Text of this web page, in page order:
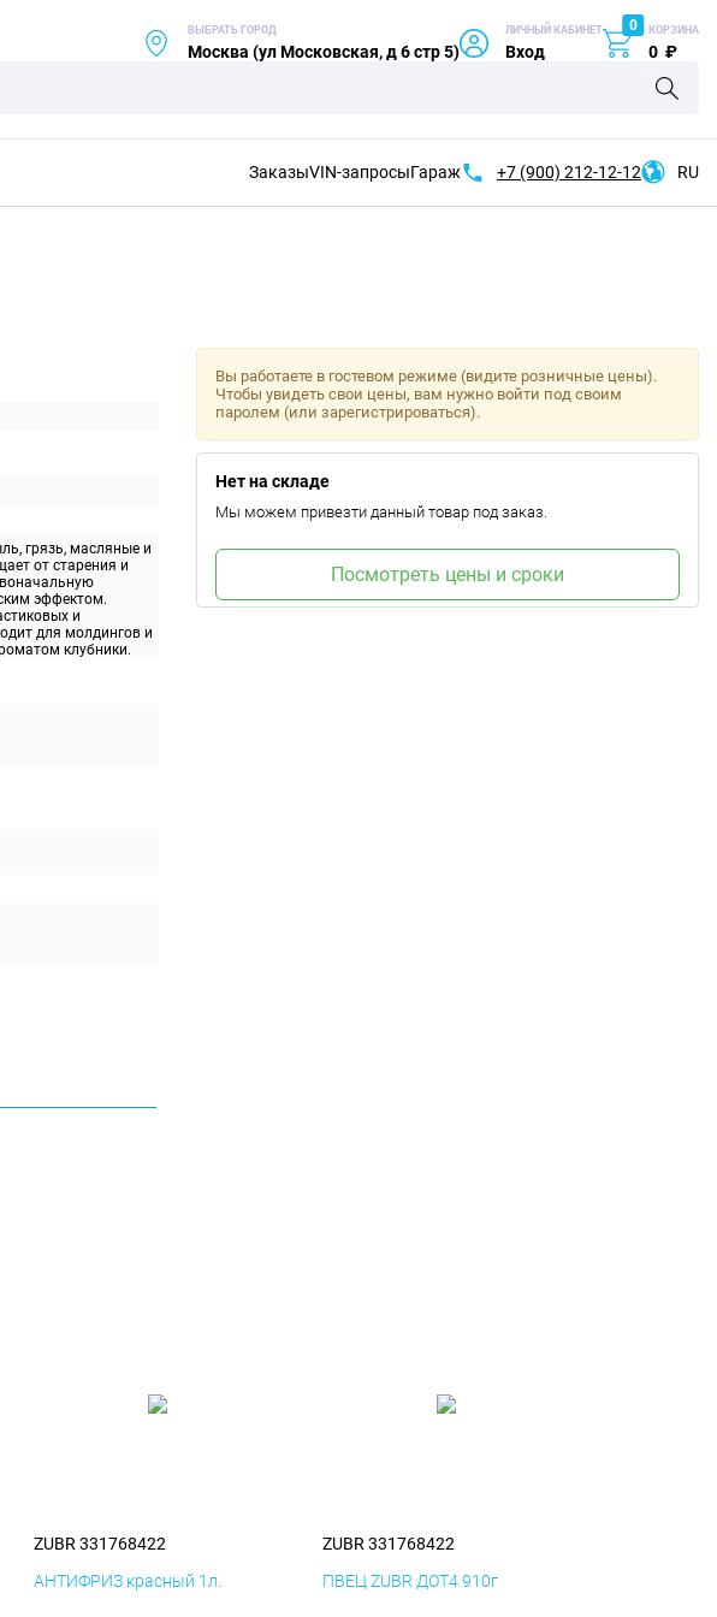
ВЫБРАТЬ ГОРОД
Москва (ул Московская, д 6 стр 5)
ЛИЧНЫЙ КАБИНЕТ
Вход
0 КОРЗИНА
0 ₽
ЗаказыVIN-запросыГараж +7 (900) 212-12-12 RU
грязь, масляные и
от старения и
эффектом.
и
для молдингов и
клубники.
Вы работаете в гостевом режиме (видите розничные цены).
Чтобы увидеть свои цены, вам нужно войти под своим
паролем (или зарегистрироваться).
Нет на складе
Мы можем привезти данный товар под заказ.
Посмотреть цены и сроки
ZUBR 331768422
АНТИФРИЗ красный 1л.
ZUBR 331768422
ПВЕЦ ZUBR ДОТ4 910г